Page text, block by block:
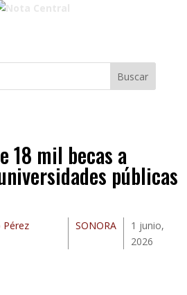
Buscar
18 mil becas a
públicas
Pérez
SONORA
1 junio,
2026